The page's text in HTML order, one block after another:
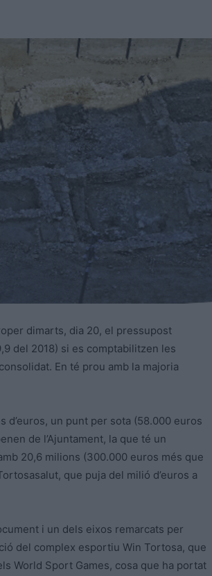
dimarts, dia 20, el pressupost
del 2018) si es comptabilitzen les
En té prou amb la majoria
d’euros, un punt per sota (58.000 euros
de l’Ajuntament, la que té un
20,6 milions (300.000 euros més que
que puja del milió d’euros a
i un dels eixos remarcats per
del complex esportiu Win Tortosa, que
World Sport Games, cosa que ha portat